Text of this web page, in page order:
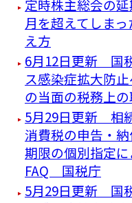
定時株主総会の
月を超えてしま
え方
6月12日更新 国
ス感染症拡大防
の当面の税務上
5月29日更新 相
消費税の申告・
期限の個別指定
FAQ 国税庁
5月29日更新 国